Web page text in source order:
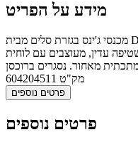
מידע על הפריט
מכנסי ג'ינס בגזרת סלים מבית Dolce & Gabbana, עשויים תערובת
עדין, מעוצבים עם לוחית
מק"ט 604204511
פרטים נוספים
פרטים נוספים